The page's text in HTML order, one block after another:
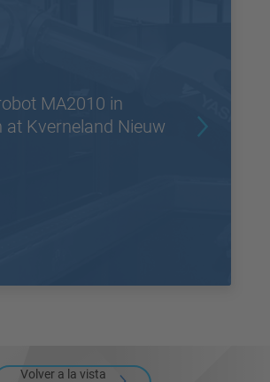
MA2010 in
at Kverneland Nieuw
Volver a la vista